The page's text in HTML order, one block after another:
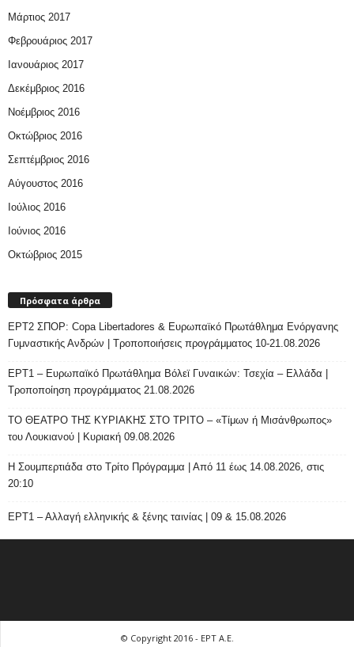
Μάρτιος 2017
Φεβρουάριος 2017
Ιανουάριος 2017
Δεκέμβριος 2016
Νοέμβριος 2016
Οκτώβριος 2016
Σεπτέμβριος 2016
Αύγουστος 2016
Ιούλιος 2016
Ιούνιος 2016
Οκτώβριος 2015
Πρόσφατα άρθρα
ΕΡΤ2 ΣΠΟΡ: Copa Libertadores & Ευρωπαϊκό Πρωτάθλημα Ενόργανης
Γυμναστικής Ανδρών | Τροποποιήσεις προγράμματος 10-21.08.2026
ΕΡΤ1 – Ευρωπαϊκό Πρωτάθλημα Βόλεϊ Γυναικών: Τσεχία – Ελλάδα |
Τροποποίηση προγράμματος 21.08.2026
ΤΟ ΘΕΑΤΡΟ ΤΗΣ ΚΥΡΙΑΚΗΣ ΣΤΟ ΤΡΙΤΟ – «Τίμων ή Μισάνθρωπος»
του Λουκιανού | Κυριακή 09.08.2026
H Σουμπερτιάδα στο Τρίτο Πρόγραμμα | Από 11 έως 14.08.2026, στις
20:10
ΕΡΤ1 – Αλλαγή ελληνικής & ξένης ταινίας | 09 & 15.08.2026
© Copyright 2016 - ΕΡΤ Α.Ε.